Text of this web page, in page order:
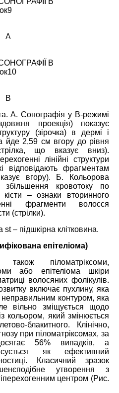
А
В
А. Сонографія у В-режимі
проекція) показує
(зірочка) в дермі і
йде 2,59 см вгору до рівня
що вказує вниз).
лінійні структури
відповідають фрагментам
вгору). Б. Кольорова
збільшення кровотоку по
кісти – ознаки вторинного
фрагменти волосся
(стрілки).
– підшкірна клітковина.
епітеліома)
піломатріксоми,
або епітеліома шкіри
волосяних фолікулів.
включає пухлину, яка
неправильним контуром, яка
вільно зміщується щодо
кольором, який змінюється
блакитного. Клінічно,
при піломатріксомах, за
56% випадків, а
як ефективний
Класичний зразок
утворення з
центром (Рис.